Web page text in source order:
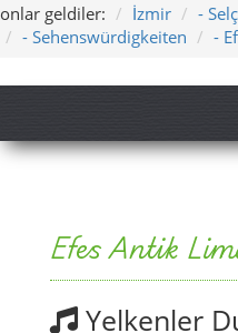
onlar geldiler: İzmir -
- Sehenswürdigkeiten
-
Efes Antik
Yelkenler